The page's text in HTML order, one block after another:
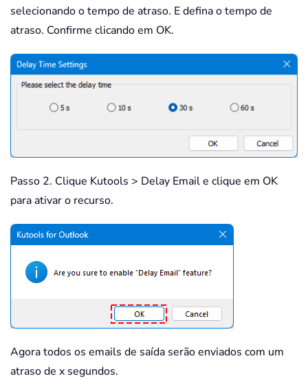
selecionando o tempo de atraso. E defina o tempo de
atraso. Confirme clicando em OK.
Passo 2. Clique Kutools > Delay Email e clique em OK
para ativar o recurso.
Agora todos os emails de saída serão enviados com um
atraso de x segundos.